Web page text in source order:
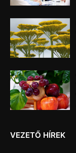
VEZETŐ HÍREK